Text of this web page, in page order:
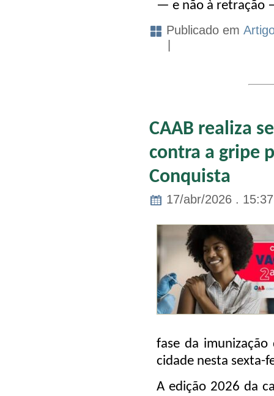
— e não à retração
Publicado em
|
CAAB realiza
contra a gripe
Conquista
17/abr/2026 . 15:37
fase da imunização
cidade nesta sexta-
A edição 2026 da